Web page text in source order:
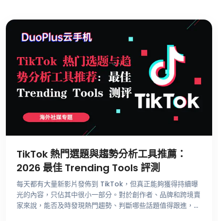
TikTok 熱門選題與趨勢分析工具推薦：
2026 最佳 Trending Tools 評測
每天都有大量新影片發佈到 TikTok，但真正能夠獲得持續曝
光的內容，只佔其中很小一部分。對於創作者、品牌和跨境賣
家來說，能否及時發現熱門趨勢、判斷哪些話題值得跟進，比